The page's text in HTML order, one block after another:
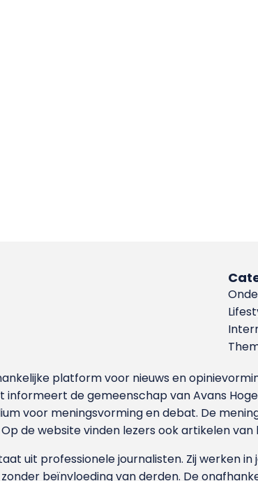
platform voor nieuws en
informeert de gemeenschap van Avans
voor meningsvorming en debat. De
de website vinden lezers ook artikelen van
uit professionele journalisten. Zij werken
beïnvloeding van derden. De